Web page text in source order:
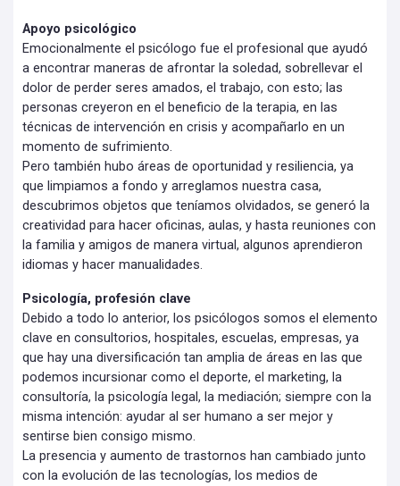
Apoyo psicológico
Emocionalmente el psicólogo fue el profesional que ayudó
a encontrar maneras de afrontar la soledad, sobrellevar el
dolor de perder seres amados, el trabajo, con esto; las
personas creyeron en el beneficio de la terapia, en las
técnicas de intervención en crisis y acompañarlo en un
momento de sufrimiento.
Pero también hubo áreas de oportunidad y resiliencia, ya
que limpiamos a fondo y arreglamos nuestra casa,
descubrimos objetos que teníamos olvidados, se generó la
creatividad para hacer oficinas, aulas, y hasta reuniones con
la familia y amigos de manera virtual, algunos aprendieron
idiomas y hacer manualidades.
Psicología, profesión clave
Debido a todo lo anterior, los psicólogos somos el elemento
clave en consultorios, hospitales, escuelas, empresas, ya
que hay una diversificación tan amplia de áreas en las que
podemos incursionar como el deporte, el marketing, la
consultoría, la psicología legal, la mediación; siempre con la
misma intención: ayudar al ser humano a ser mejor y
sentirse bien consigo mismo.
La presencia y aumento de trastornos han cambiado junto
con la evolución de las tecnologías, los medios de